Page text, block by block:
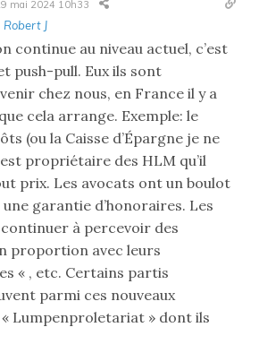
mai 2024 10h33
Robert J
continue au niveau actuel, c’est
push-pull. Eux ils sont
chez nous, en France il y a
cela arrange. Exemple: le
(ou la Caisse d’Épargne je ne
propriétaire des HLM qu’il
prix. Les avocats ont un boulot
garantie d’honoraires. Les
à percevoir des
proportion avec leurs
« , etc. Certains partis
parmi ces nouveaux
Lumpenproletariat » dont ils